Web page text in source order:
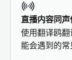
直播内容同声
使用翻译鸥
能会遇到的